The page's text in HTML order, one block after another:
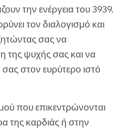
την ενέργεια του 3939.
τον διαλογισμό και
σας να
της ψυχής σας και να
στον ευρύτερο ιστό
που επικεντρώνονται
της καρδιάς ή στην